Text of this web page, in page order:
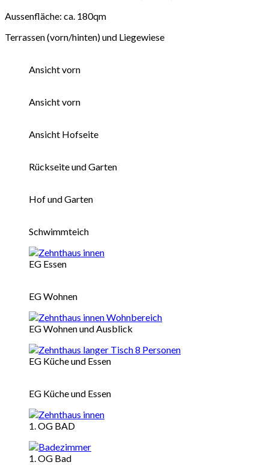
Aussenfläche: ca. 180qm
Terrassen (vorn/hinten) und Liegewiese
Ansicht vorn
Ansicht vorn
Ansicht Hofseite
Rückseite und Garten
Hof und Garten
Schwimmteich
EG Essen
EG Wohnen
EG Wohnen und Ausblick
EG Küche und Essen
EG Küche und Essen
1. OG BAD
1. OG Bad